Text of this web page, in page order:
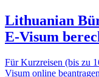
Lithuanian
E-Visum
Für Kurzreisen (bis zu
Visum online